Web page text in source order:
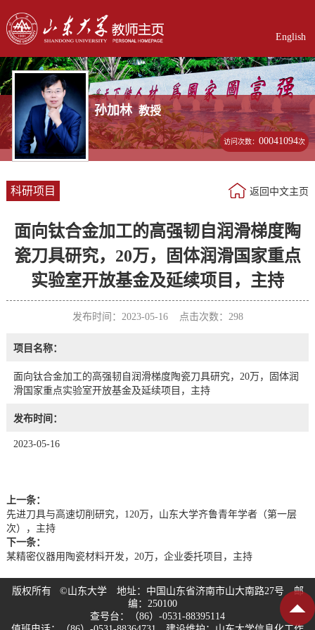
English
孙加林 教授
访问次数：00041094次
科研项目 返回中文主页
面向钛合金加工的高强韧自润滑梯度陶
瓷刀具研究，20万，固体润滑国家重点
实验室开放基金及延续项目，主持
发布时间：2023-05-16 点击次数： 298
项目名称：
面向钛合金加工的高强韧自润滑梯度陶瓷刀具研究，20万，固体润
滑国家重点实验室开放基金及延续项目，主持
发布时间：
2023-05-16
上一条：
先进刀具与高速切削研究，120万，山东大学齐鲁青年学者（第一层
次），主持
下一条：
某精密仪器用陶瓷材料开发，20万，企业委托项目，主持
版权所有 ©山东大学 地址：中国山东省济南市山大南路27号 邮
编：250100
查号台：（86）-0531-88395114